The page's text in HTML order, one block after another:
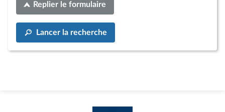
Replier le formulaire
Lancer la recherche